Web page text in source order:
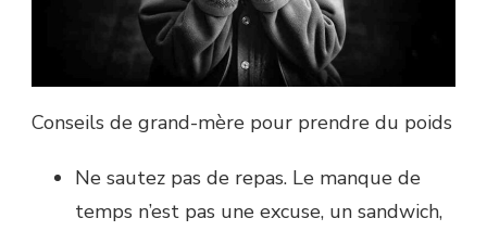
Conseils de grand-mère pour prendre du poids
Ne sautez pas de repas. Le manque de
temps n’est pas une excuse, un sandwich,